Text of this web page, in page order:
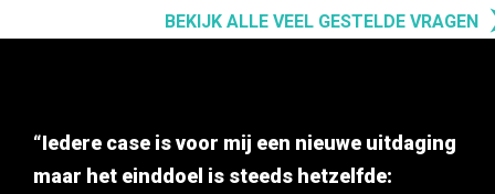
BEKIJK ALLE VEEL GESTELDE VRAGEN
“Iedere case is voor mij een nieuwe uitdaging
maar het einddoel is steeds hetzelfde: